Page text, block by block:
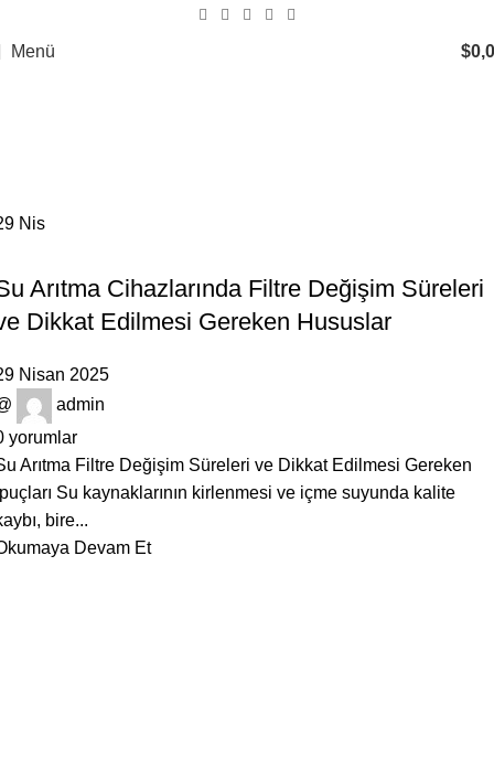
Menü $
Nis
Arıtma Cihazlarında Filtre Değişim Süreleri
Dikkat Edilmesi Gereken Hususlar
Nisan 2025
admin
yorumlar
Arıtma Filtre Değişim Süreleri ve Dikkat Edilmesi Gereken
Su kaynaklarının kirlenmesi ve içme suyunda kalite
bire...
Devam Et